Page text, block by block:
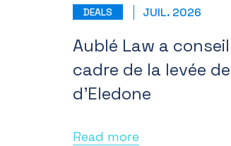
DEALS JUIL. 2026
Aublé Law a
cadre de la levée
d’Eledone
Read more